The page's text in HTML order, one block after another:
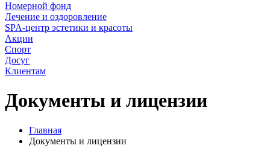
Номерной фонд
Лечение и оздоровление
SPA-центр эстетики и красоты
Акции
Спорт
Досуг
Клиентам
Документы и лицензии
Главная
Документы и лицензии